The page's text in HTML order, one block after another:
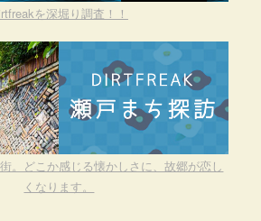
を深堀り調査！！
。どこか感じる懐かしさに、故郷が恋し
くなります。